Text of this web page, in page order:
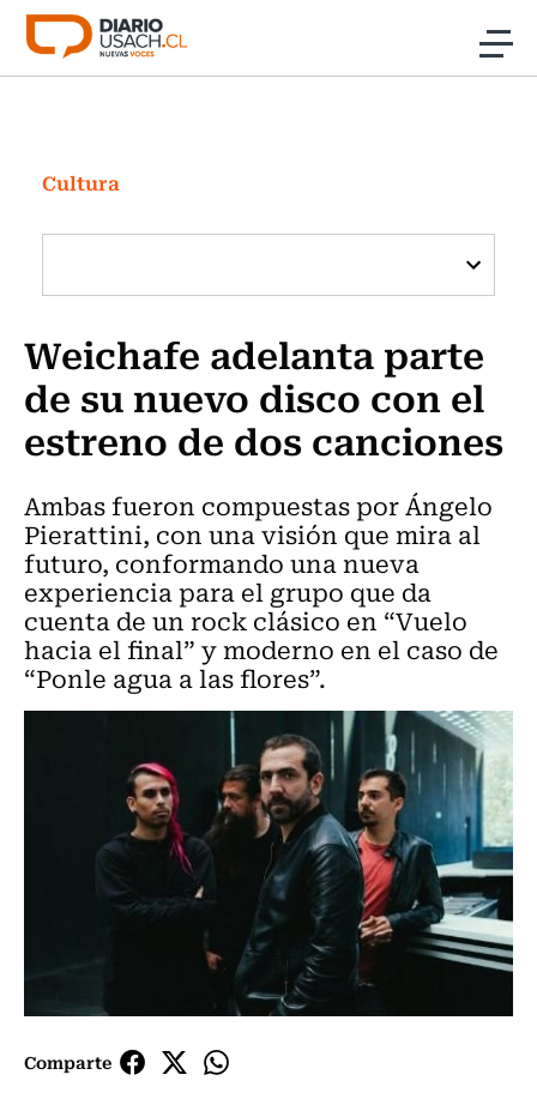
Click acá para ir directamente al contenido
Investigación
Cultura
Programas Radio y TV Usach
Cultura
Weichafe adelanta parte
de su nuevo disco con el
estreno de dos canciones
Ambas fueron compuestas por Ángelo
Pierattini, con una visión que mira al
futuro, conformando una nueva
experiencia para el grupo que da
cuenta de un rock clásico en “Vuelo
hacia el final” y moderno en el caso de
“Ponle agua a las flores”.
Comparte